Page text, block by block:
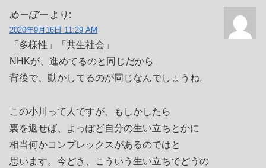
ぬーぼー より:
2020年9月16日 11:29 AM
「多様性」「共生社会」
NHKが、進めてるのと同じだから
背後で、動かしてるのが同じなんでしょうね。
この小川って人ですが、もしかしたら
裏を返せば、よっぽど自分の生い立ちとかに
相当何かコンプレックスがあるのではと
思います。今どき、こういう生い立ちでどうの